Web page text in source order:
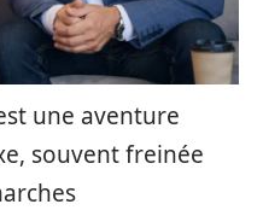
une aventure
souvent freinée